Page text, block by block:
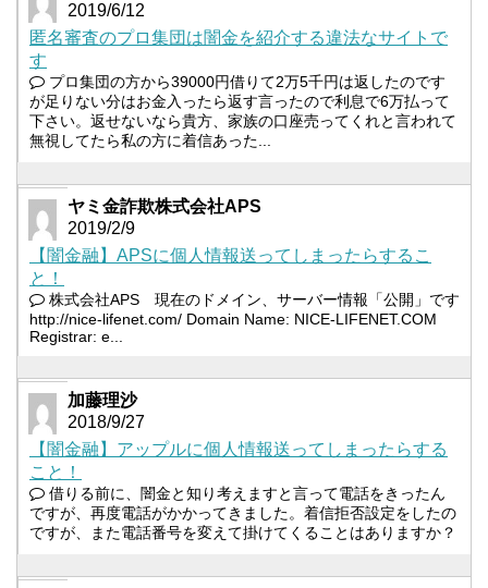
2019/6/12
匿名審査のプロ集団は闇金を紹介する違法なサイトで
す
プロ集団の方から39000円借りて2万5千円は返したのです
が足りない分はお金入ったら返す言ったので利息で6万払って
下さい。返せないなら貴方、家族の口座売ってくれと言われて
無視してたら私の方に着信あった...
ヤミ金詐欺株式会社APS
2019/2/9
【闇金融】APSに個人情報送ってしまったらするこ
と！
株式会社APS 現在のドメイン、サーバー情報「公開」です
http://nice-lifenet.com/ Domain Name: NICE-LIFENET.COM
Registrar: e...
加藤理沙
2018/9/27
【闇金融】アップルに個人情報送ってしまったらする
こと！
借りる前に、闇金と知り考えますと言って電話をきったん
ですが、再度電話がかかってきました。着信拒否設定をしたの
ですが、また電話番号を変えて掛けてくることはありますか？